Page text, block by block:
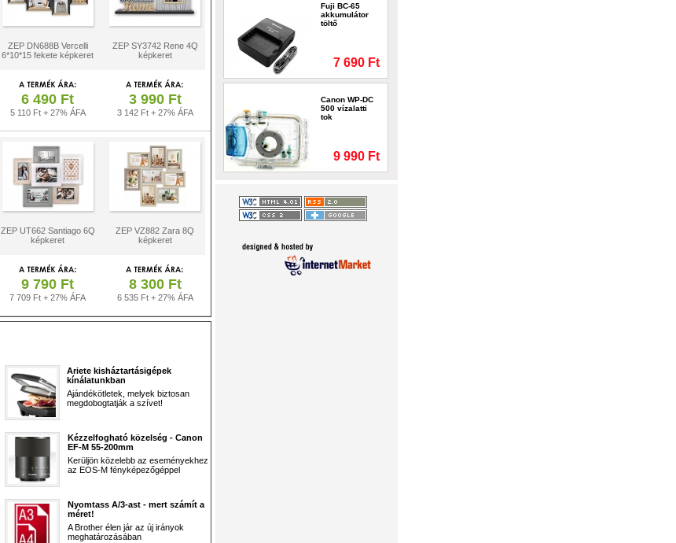
ZEP DN688B Vercelli
6*10*15 fekete képkeret
ZEP SY3742 Rene 4Q
képkeret
6 490 Ft
5 110 Ft + 27% ÁFA
3 990 Ft
3 142 Ft + 27% ÁFA
ZEP UT662 Santiago 6Q
képkeret
ZEP VZ882 Zara 8Q
képkeret
9 790 Ft
7 709 Ft + 27% ÁFA
8 300 Ft
6 535 Ft + 27% ÁFA
Ariete kisháztartásigépek
kínálatunkban
Ajándékötletek, melyek biztosan
megdobogtatják a szívet!
Kézzelfogható közelség - Canon
EF-M 55-200mm
Kerüljön közelebb az eseményekhez
az EOS-M fényképezőgéppel
Nyomtass A/3-ast - mert számít a
méret!
A Brother élen jár az új irányok
meghatározásában
Fuji BC-65
akkumulátor
töltő
7 690 Ft
Canon WP-DC
500 vízalatti
tok
9 990 Ft